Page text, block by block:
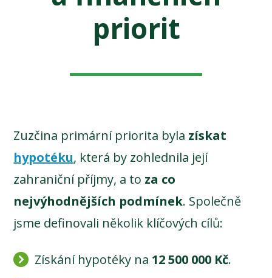
priorit
Zuzčina primární priorita byla získat
hypotéku, která by zohlednila její
zahraniční příjmy, a to za co
nejvýhodnějších podmínek. Společně
jsme definovali několik klíčových cílů:
Získání hypotéky na 12 500 000 Kč.